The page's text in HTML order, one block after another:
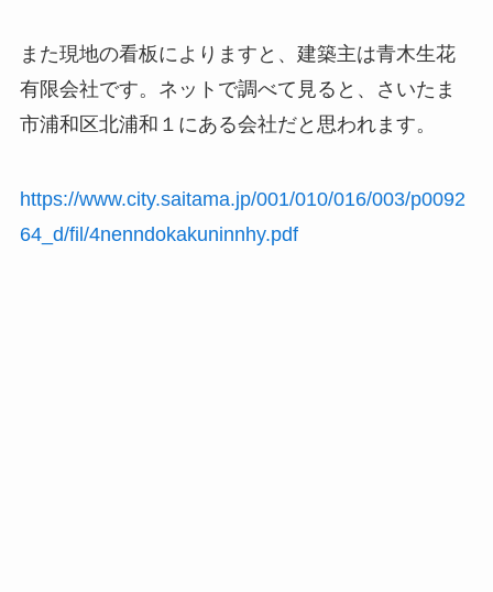
また現地の看板によりますと、建築主は青木生花
有限会社です。ネットで調べて見ると、さいたま
市浦和区北浦和１にある会社だと思われます。
https://www.city.saitama.jp/001/010/016/003/p0092
64_d/fil/4nenndokakuninnhy.pdf